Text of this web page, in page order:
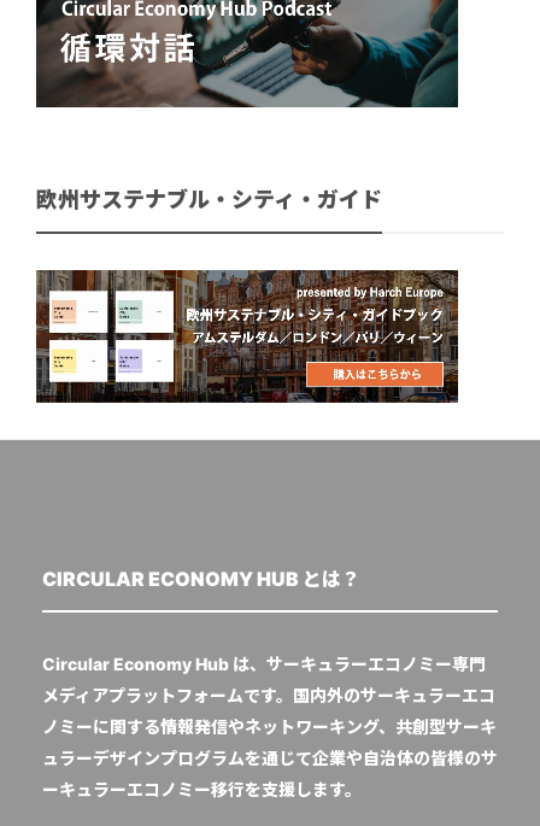
欧州サステナブル・シティ・ガイド
CIRCULAR ECONOMY HUB とは？
Circular Economy Hub は、サーキュラーエコノミー専門
メディアプラットフォームです。国内外のサーキュラーエコ
ノミーに関する情報発信やネットワーキング、共創型サーキ
ュラーデザインプログラムを通じて企業や自治体の皆様のサ
ーキュラーエコノミー移行を支援します。